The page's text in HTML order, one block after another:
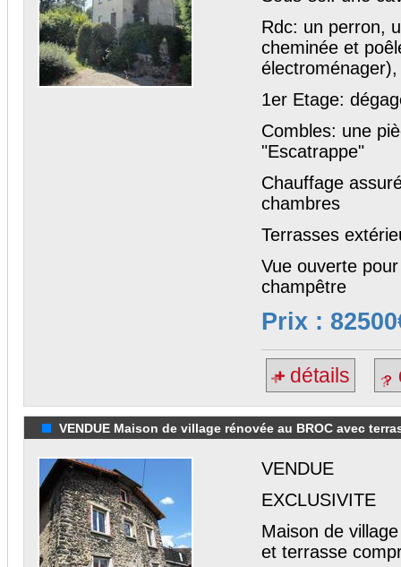
Rdc: un perron,
cheminée et
1er Etage:
Combles: une
"Escatrappe"
Chauffage
chambres
Terrasses
Vue ouverte
champêtre
Prix :
détails
VENDUE Maison de village rénovée au BROC avec
VENDUE
EXCLUSIVITE
Maison de
et terrasse